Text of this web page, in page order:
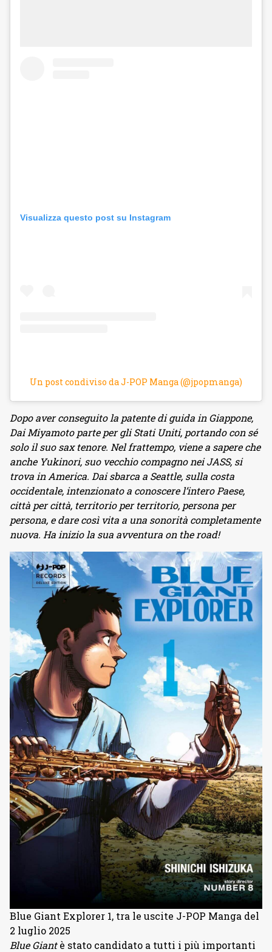
Visualizza questo post su Instagram
Un post condiviso da J-POP Manga (@jpopmanga)
Dopo aver conseguito la patente di guida in Giappone,
Dai Miyamoto parte per gli Stati Uniti, portando con sé
solo il suo sax tenore. Nel frattempo, viene a sapere che
anche Yukinori, suo vecchio compagno nei JASS, si
trova in America. Dai sbarca a Seattle, sulla costa
occidentale, intenzionato a conoscere l’intero Paese,
città per città, territorio per territorio, persona per
persona, e dare così vita a una sonorità completamente
nuova. Ha inizio la sua avventura on the road!
Blue Giant Explorer 1, tra le uscite J-POP Manga del
2 luglio 2025
Blue Giantè stato candidato a tutti i più importanti